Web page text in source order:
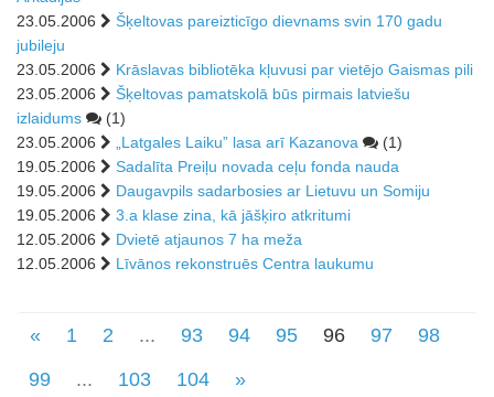
23.05.2006
Šķeltovas pareizticīgo dievnams svin 170 gadu
jubileju
23.05.2006
Krāslavas bibliotēka kļuvusi par vietējo Gaismas pili
23.05.2006
Šķeltovas pamatskolā būs pirmais latviešu
izlaidums
(1)
23.05.2006
„Latgales Laiku” lasa arī Kazanova
(1)
19.05.2006
Sadalīta Preiļu novada ceļu fonda nauda
19.05.2006
Daugavpils sadarbosies ar Lietuvu un Somiju
19.05.2006
3.a klase zina, kā jāšķiro atkritumi
12.05.2006
Dvietē atjaunos 7 ha meža
12.05.2006
Līvānos rekonstruēs Centra laukumu
« 1 2 ... 93 94 95 96 97
98
99
... 103 104 »